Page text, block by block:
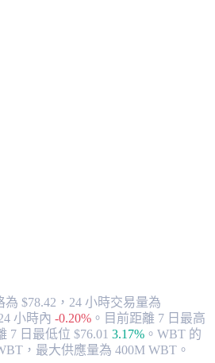
$78.42，24 小時交易量為
小時內 -0.20% 。 目前距離 7 日最高
7 日最低位 $76.01 3.17% 。 WBT 的
，最大供應量為 400M WBT。